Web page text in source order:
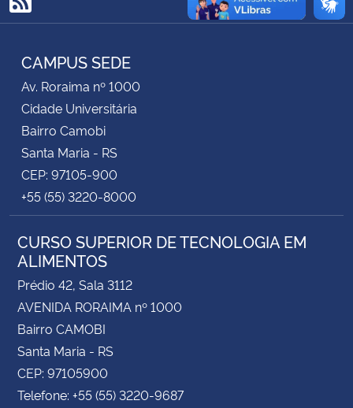
Controladoria-Geral da União
Secretaria-Geral
Secretaria de Governo
Gabinete de Segurança Institucional
Advocacia-Geral da União
Banco Central do Brasil
Planalto
RSS
CAMPUS SEDE
Av. Roraima nº 1000
Cidade Universitária
Bairro Camobi
Santa Maria - RS
CEP: 97105-900
+55 (55) 3220-8000
CURSO SUPERIOR DE TECNOLOGIA EM
ALIMENTOS
Prédio 42, Sala 3112
AVENIDA RORAIMA nº 1000
Bairro CAMOBI
Santa Maria - RS
CEP: 97105900
Telefone: +55 (55) 3220-9687